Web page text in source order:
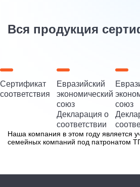
Вся продукция
Сертификат
соответствия
Евразийский
экономический
союз
Декларация о
соответствии
союз
Наша компания в этом году является
семейных компаний под патронатом